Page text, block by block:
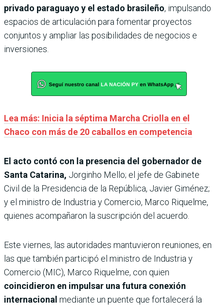
privado paraguayo y el estado brasileño, impulsando
espacios de articulación para fomentar proyectos
conjuntos y ampliar las posibilidades de negocios e
inversiones.
Lea más: Inicia la séptima Marcha Criolla en el
Chaco con más de 20 caballos en competencia
El acto contó con la presencia del gobernador de
Santa Catarina, Jorginho Mello; el jefe de Gabinete
Civil de la Presidencia de la República, Javier Giménez;
y el ministro de Industria y Comercio, Marco Riquelme,
quienes acompañaron la suscripción del acuerdo.
Este viernes, las autoridades mantuvieron reuniones, en
las que también participó el ministro de Industria y
Comercio (MIC), Marco Riquelme, con quien
coincidieron en impulsar una futura conexión
internacional mediante un puente que fortalecerá la